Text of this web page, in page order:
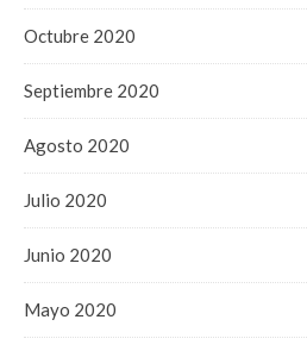
Octubre 2020
Septiembre 2020
Agosto 2020
Julio 2020
Junio 2020
Mayo 2020